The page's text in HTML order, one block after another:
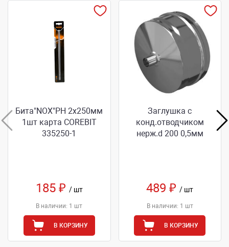
Бита"NOX"РН 2х250мм
1шт карта COREBIT
335250-1
185 ₽ / шт
В наличии: 1 шт
В КОРЗИНУ
Заглушка с
конд.отводчиком
нерж.d 200 0,5мм
489 ₽/ шт
В наличии: 1 шт
В КОРЗИНУ